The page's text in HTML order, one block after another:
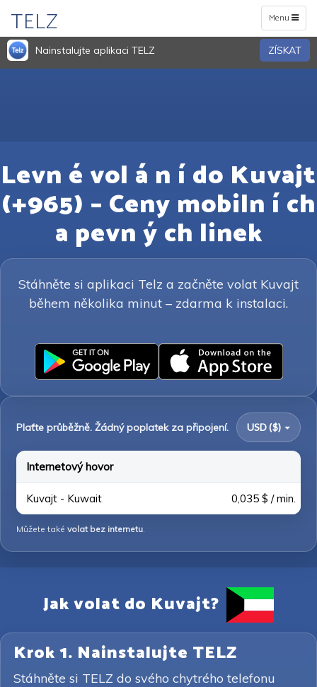
Toggle
navigation
Menu
TELZ
Nainstalujte aplikaci TELZ ZÍSKAT
Levn é vol á n í do Kuvajt
(+965) – Ceny mobiln í ch
a pevn ý ch linek
Stáhněte si aplikaci Telz a začněte volat Kuvajt
během několika minut – zdarma k instalaci.
Plaťte průběžně. Žádný poplatek za připojení. USD ($)
Internetový hovor
Kuvajt - Kuwait 0,035 $ / min.
Můžete také volat bez internetu.
Jak volat do Kuvajt?
Krok 1. Nainstalujte TELZ
Stáhněte si TELZ do svého chytrého telefonu